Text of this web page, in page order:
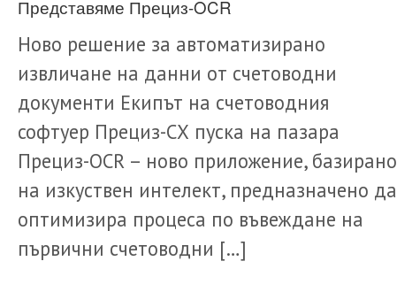
Представяме Прециз-OCR
Ново решение за автоматизирано
извличане на данни от счетоводни
документи Екипът на счетоводния
софтуер Прециз-СХ пуска на пазара
Прециз-OCR – ново приложение, базирано
на изкуствен интелект, предназначено да
оптимизира процеса по въвеждане на
първични счетоводни […]